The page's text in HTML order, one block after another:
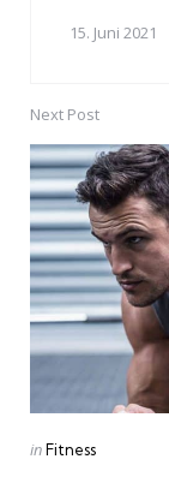
15. Juni 2021
Next Post
Posted
inFitness